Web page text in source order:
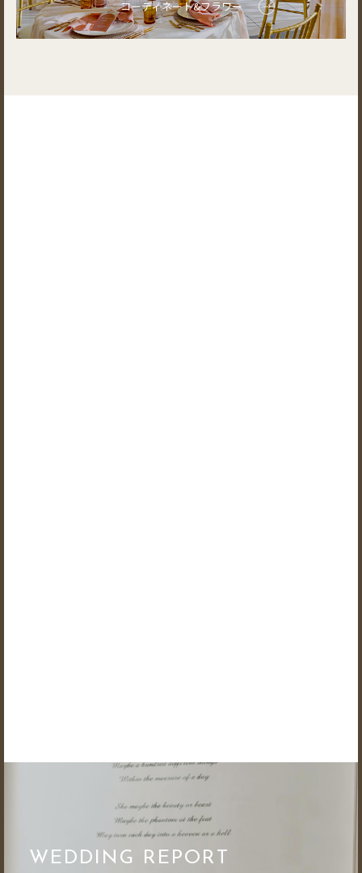
コーディネート&フラワー
WEDDING REPORT